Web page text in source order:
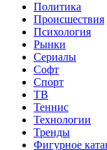
Политика
Происшествия
Психология
Рынки
Сериалы
Софт
Спорт
ТВ
Теннис
Технологии
Тренды
Фигурное